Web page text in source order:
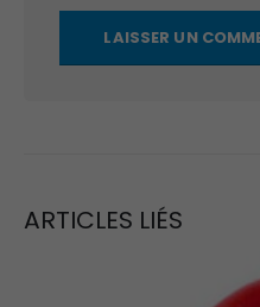
ARTICLES LIÉS